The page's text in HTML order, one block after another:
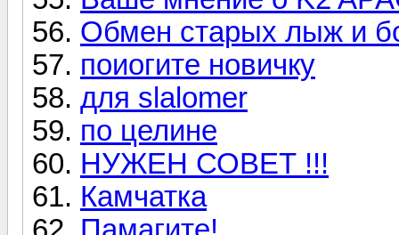
Обмен старых лыж и
поиогите новичку
для slalomer
по целине
НУЖЕН СОВЕТ !!!
Камчатка